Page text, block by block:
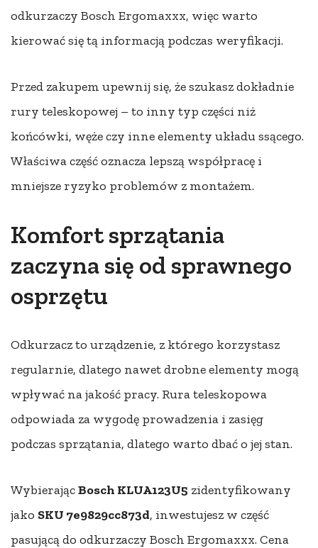
odkurzaczy Bosch Ergomaxxx, więc warto
kierować się tą informacją podczas weryfikacji.
Przed zakupem upewnij się, że szukasz dokładnie
rury teleskopowej – to inny typ części niż
końcówki, węże czy inne elementy układu ssącego.
Właściwa część oznacza lepszą współpracę i
mniejsze ryzyko problemów z montażem.
Komfort sprzątania
zaczyna się od sprawnego
osprzętu
Odkurzacz to urządzenie, z którego korzystasz
regularnie, dlatego nawet drobne elementy mogą
wpływać na jakość pracy. Rura teleskopowa
odpowiada za wygodę prowadzenia i zasięg
podczas sprzątania, dlatego warto dbać o jej stan.
WybierającBosch KLUA123U5 zidentyfikowany
jako SKU 7e9829cc873d, inwestujesz w część
pasującą do odkurzaczy Bosch Ergomaxxx. Cena